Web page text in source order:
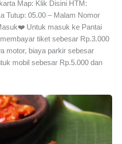
Map: Klik Disini HTM:
Tutup: 05.00 – Malam Nomor
Untuk masuk ke Pantai
tiket sebesar Rp.3.000
motor, biaya parkir sebesar
mobil sebesar Rp.5.000 dan